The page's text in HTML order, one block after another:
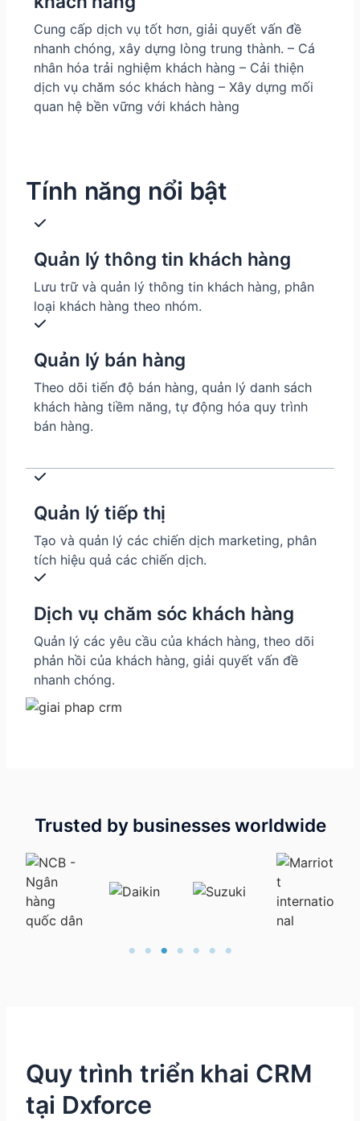
Cung cấp dịch vụ tốt hơn, giải quyết vấn đề
nhanh chóng, xây dựng lòng trung thành. – Cá
nhân hóa trải nghiệm khách hàng – Cải thiện
dịch vụ chăm sóc khách hàng – Xây dựng mối
quan hệ bền vững với khách hàng
Tính năng nổi bật
Quản lý thông tin khách hàng
Lưu trữ và quản lý thông tin khách hàng, phân
loại khách hàng theo nhóm.
Quản lý bán hàng
Theo dõi tiến độ bán hàng, quản lý danh sách
khách hàng tiềm năng, tự động hóa quy trình
bán hàng.
Quản lý tiếp thị
Tạo và quản lý các chiến dịch marketing, phân
tích hiệu quả các chiến dịch.
Dịch vụ chăm sóc khách hàng
Quản lý các yêu cầu của khách hàng, theo dõi
phản hồi của khách hàng, giải quyết vấn đề
nhanh chóng.
Trusted by businesses worldwide
Quy trình triển khai CRM
tại Dxforce